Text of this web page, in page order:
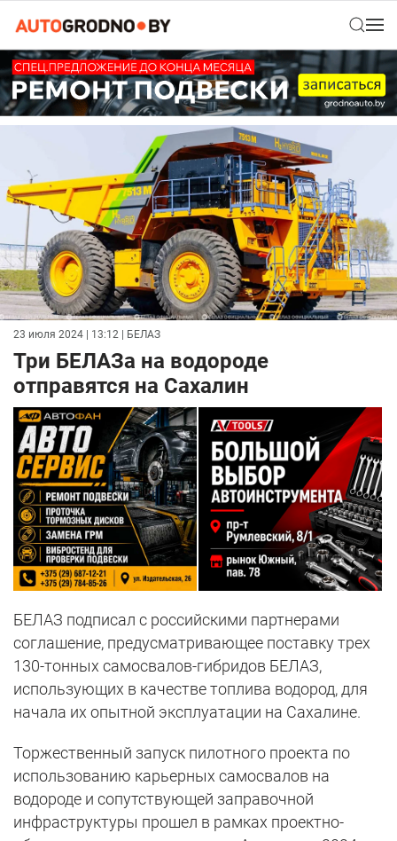
23 июля 2024 | 13:12 | БЕЛАЗ
Три БЕЛАЗа на водороде
отправятся на Сахалин
БЕЛАЗ подписал с российскими партнерами
соглашение, предусматривающее поставку трех
130-тонных самосвалов-гибридов БЕЛАЗ,
использующих в качестве топлива водород, для
начала их опытной эксплуатации на Сахалине.
Торжественный запуск пилотного проекта по
использованию карьерных самосвалов на
водороде и сопутствующей заправочной
инфраструктуры прошел в рамках проектно-